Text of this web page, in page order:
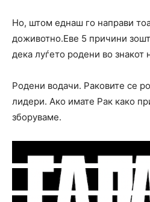
Но, штом еднаш го направи
доживотно.Еве 5 причини
дека луѓето родени во знакот
Родени водачи. Раковите се
лидери. Ако имате Рак како
зборуваме.